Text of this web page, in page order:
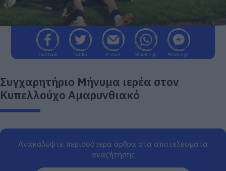
Facebook Twitter E-mail WhatsApp Messenger
Συγχαρητήριο Μήνυμα ιερέα στον
Κυπελλούχο Αμαρυνθιακό
Ανακαλύψτε περισσότερα άρθρα στα αποτελέσματα
αναζήτησης